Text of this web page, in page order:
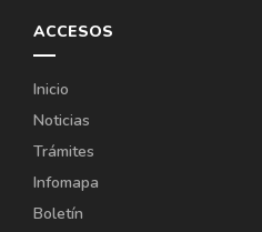
ACCESOS
Inicio
Noticias
Trámites
Infomapa
Boletín